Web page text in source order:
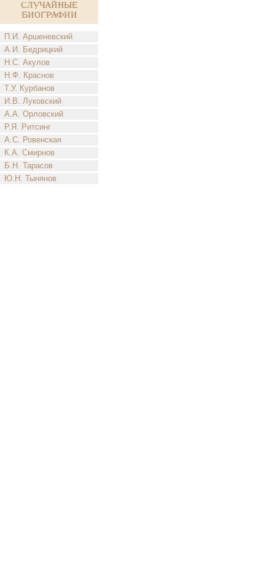
Случайные
биографии
П.И. Аршеневский
А.И. Бедрицкий
Н.С. Акулов
Н.Ф. Краснов
Т.У. Курбанов
И.В. Луковский
А.А. Орловский
Р.Я. Ритсинг
А.С. Ровенская
К.А. Смирнов
Б.Н. Тарасов
Ю.Н. Тынянов